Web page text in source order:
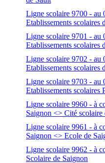
Ligne scolaire 9700 - au
Etablissements scolaires
Ligne scolaire 9701 - au
Etablissements scolaires
Ligne scolaire 9702 - au
Etablissements
Ligne scolaire 9703 - au
Etablissements scolaires
Ligne scolaire 9960 - à
Saignon <> Cité
Ligne scolaire 9961 - à
Saignon <> Ecole de
Ligne scolaire 9962 - à
Scolaire de Saignon